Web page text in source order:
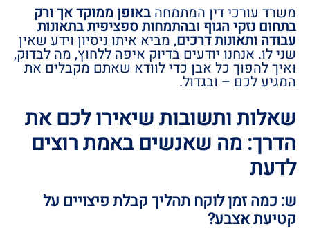
משרד עורכי דין המתמחה באופן ממוקד אך ורק
בתחום נזקי הגוף ובהתמחות ספציפית בתאונות
עבודה ותאונות דרכים, מביא איתו ניסיון וידע שאין
שני לו. אנחנו יודעים בדיוק איפה ללחוץ, מה לבדוק,
ואיך להפוך כל אבן כדי לוודא שאתם מקבלים את
המגיע לכם – ובגדול.
שאלות ותשובות שיאירו לכם את
הדרך: מה שאנשים באמת רוצים
לדעת
ש: כמה זמן לוקח תהליך קבלת פיצויים על
קטיעת אצבע?